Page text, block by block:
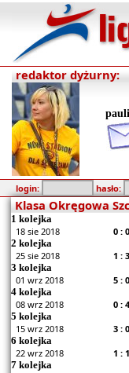
redaktor dyżurny:
login: hasło:
Klasa Okręgowa
1 kolejka
18 sie 2018
0 : 0
2 kolejka
25 sie 2018
1 : 3
3 kolejka
01 wrz 2018
5 : 0
4 kolejka
08 wrz 2018
0 : 4
5 kolejka
15 wrz 2018
3 : 0
6 kolejka
22 wrz 2018
1 : 1
7 kolejka